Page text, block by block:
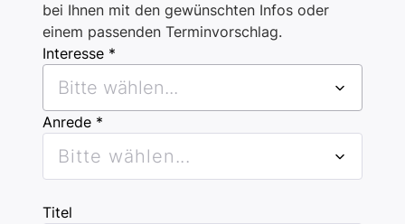
bei Ihnen mit den gewünschten Infos oder
einem passenden Terminvorschlag.
Interesse *
Bitte wählen...
Anrede *
Bitte wählen...
Titel